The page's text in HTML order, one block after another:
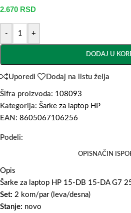
2.670 RSD
- +
DODAJ U
Uporedi Dodaj na listu želja
Šifra proizvoda: 108093
Kategorija: Šarke za laptop HP
EAN: 8605067106256
Podeli:
OPISNAČIN
Opis
Šarke za laptop HP 15-DB 15-DA G7
Set: 2 kom/par (leva/desna)
Stanje: novo